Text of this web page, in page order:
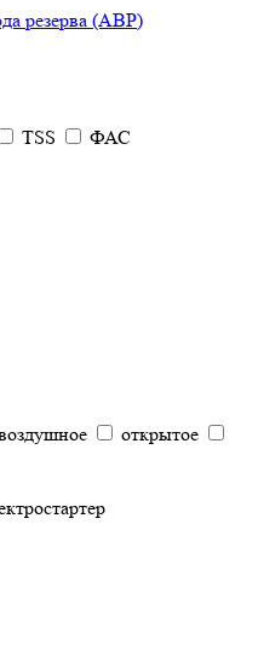
резерва (АВР)
TSS
ФАС
открытое